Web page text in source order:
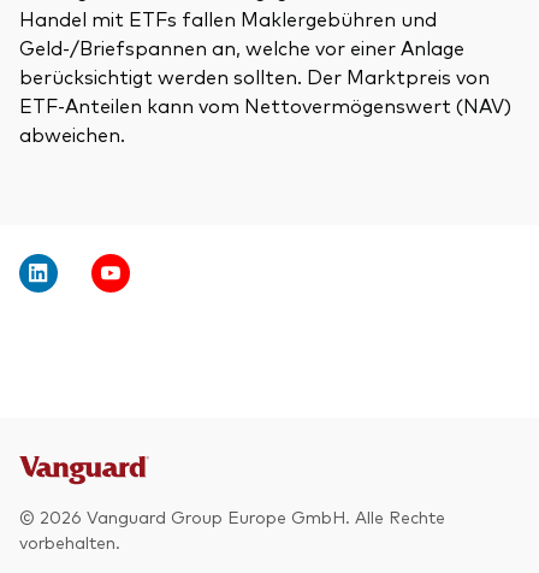
Handel mit ETFs fallen Maklergebühren und
Geld-/Briefspannen an, welche vor einer Anlage
berücksichtigt werden sollten. Der Marktpreis von
ETF-Anteilen kann vom Nettovermögenswert (NAV)
abweichen.
© 2026 Vanguard Group Europe GmbH. Alle Rechte
vorbehalten.